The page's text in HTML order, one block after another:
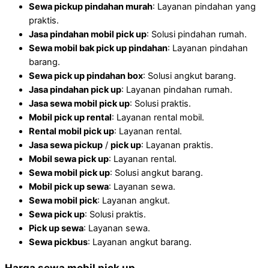
Sewa pickup pindahan murah: Layanan pindahan yang
praktis.
Jasa pindahan mobil pick up: Solusi pindahan rumah.
Sewa mobil bak pick up pindahan: Layanan pindahan
barang.
Sewa pick up pindahan box: Solusi angkut barang.
Jasa pindahan pick up: Layanan pindahan rumah.
Jasa sewa mobil pick up: Solusi praktis.
Mobil pick up rental: Layanan rental mobil.
Rental mobil pick up: Layanan rental.
Jasa sewa pickup / pick up: Layanan praktis.
Mobil sewa pick up: Layanan rental.
Sewa mobil pick up: Solusi angkut barang.
Mobil pick up sewa: Layanan sewa.
Sewa mobil pick: Layanan angkut.
Sewa pick up: Solusi praktis.
Pick up sewa: Layanan sewa.
Sewa pickbus: Layanan angkut barang.